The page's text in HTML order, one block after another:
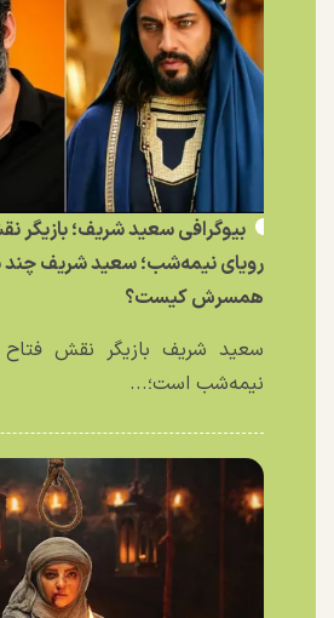
بیوگرافی سعید شریف؛ بازیگر
رویای نیمه‌شب؛ سعید شریف چند
همسرش کیست؟
سعید شریف بازیگر نقش فتاح
نیمه‌شب است؛...